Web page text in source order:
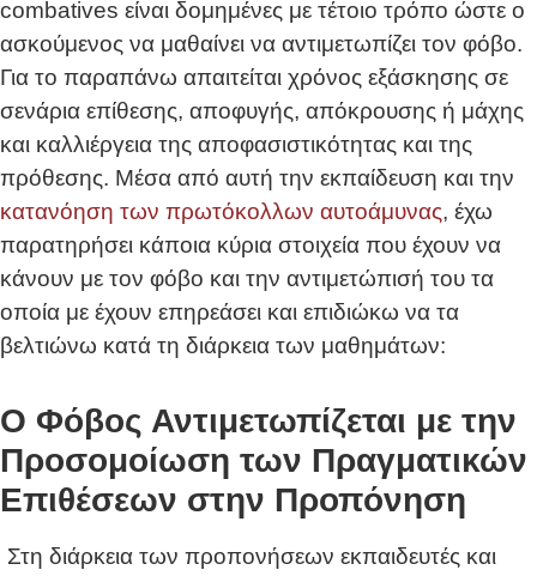
combatives είναι δομημένες με τέτοιο τρόπο ώστε ο
ασκούμενος να μαθαίνει να αντιμετωπίζει τον φόβο.
Για το παραπάνω απαιτείται χρόνος εξάσκησης σε
σενάρια επίθεσης, αποφυγής, απόκρουσης ή μάχης
και καλλιέργεια της αποφασιστικότητας και της
πρόθεσης. Μέσα από αυτή την εκπαίδευση και την
κατανόηση των πρωτόκολλων αυτοάμυνας, έχω
παρατηρήσει κάποια κύρια στοιχεία που έχουν να
κάνουν με τον φόβο και την αντιμετώπισή του τα
οποία με έχουν επηρεάσει και επιδιώκω να τα
βελτιώνω κατά τη διάρκεια των μαθημάτων:
Ο Φόβος Αντιμετωπίζεται με την
Προσομοίωση των Πραγματικών
Επιθέσεων στην Προπόνηση
Στη διάρκεια των προπονήσεων εκπαιδευτές και